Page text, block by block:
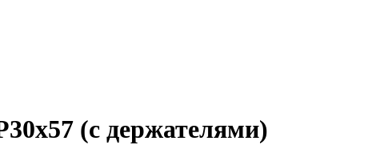
(с держателями)